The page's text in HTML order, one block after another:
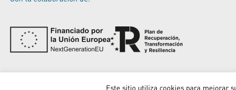
Este sitio utiliza cookies para mejorar